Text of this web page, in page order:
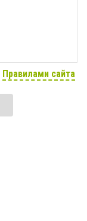
Правилами сайта